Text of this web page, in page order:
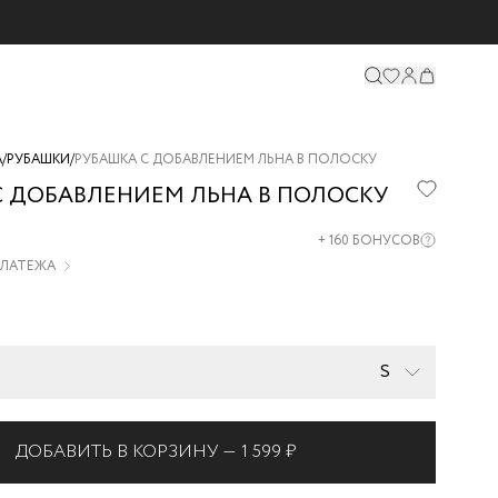
/РУБАШКИ/РУБАШКА С ДОБАВЛЕНИЕМ ЛЬНА В ПОЛОСКУ
ДОБАВЛЕНИЕМ ЛЬНА В ПОЛОСКУ
+160 БОНУСОВ
S
ДОБАВИТЬ В КОРЗИНУ — 1 599 ₽